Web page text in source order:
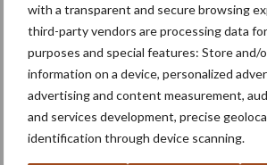
with a transparent and secure browsing
third-party vendors are processing data
purposes and special features: Store and/
information on a device, personalized
advertising and content measurement,
and services development, precise
identification through device scanning.
Maak uw keuze
Machines